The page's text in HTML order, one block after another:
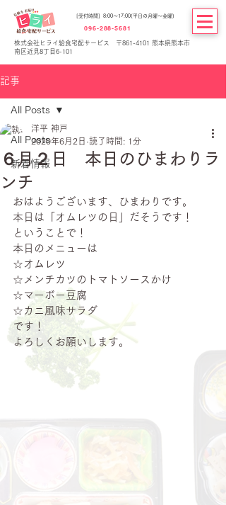
[受付時間] 8:00～17:00(平日の月曜～金曜)
096-288-5681
株式会社ヒライ給食宅配サービス 〒861-4101 熊本県熊本市
南区近見8丁目6-101
記事
All Posts
新着情報
All Posts
６月２日 本日のひまわりラ
ンチ
洋平 神戸
2020年6月2日 読了時間: 1分
おはようございます、ひまわりです。
本日は「オムレツの日」だそうです！
ということで！
本日のメニューは
☆オムレツ
☆メンチカツのトマトソースかけ
☆マーボー豆腐
☆カニ風味サラダ
です！
よろしくお願いします。